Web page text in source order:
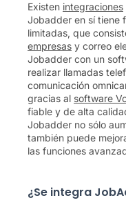
Existen integraciones
Jobadder en sí tiene
limitadas, que
empresas y correo
Jobadder con un
realizar llamadas
comunicación
gracias al software
fiable y de alta
Jobadder no sólo
también puede
las funciones
¿Se integra